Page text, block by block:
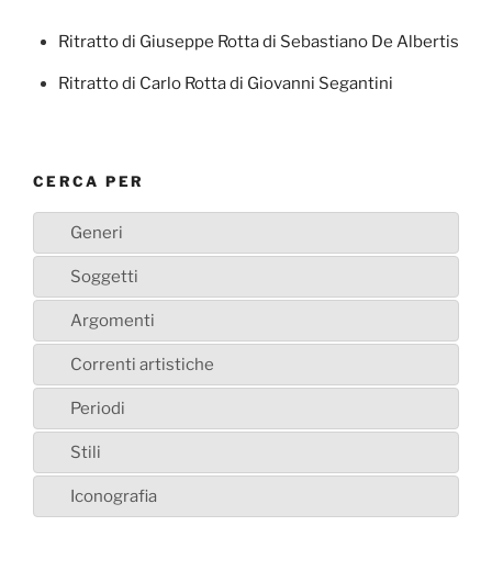
Ritratto di Giuseppe Rotta di Sebastiano De Albertis
Ritratto di Carlo Rotta di Giovanni Segantini
CERCA PER
Generi
Soggetti
Argomenti
Correnti artistiche
Periodi
Stili
Iconografia